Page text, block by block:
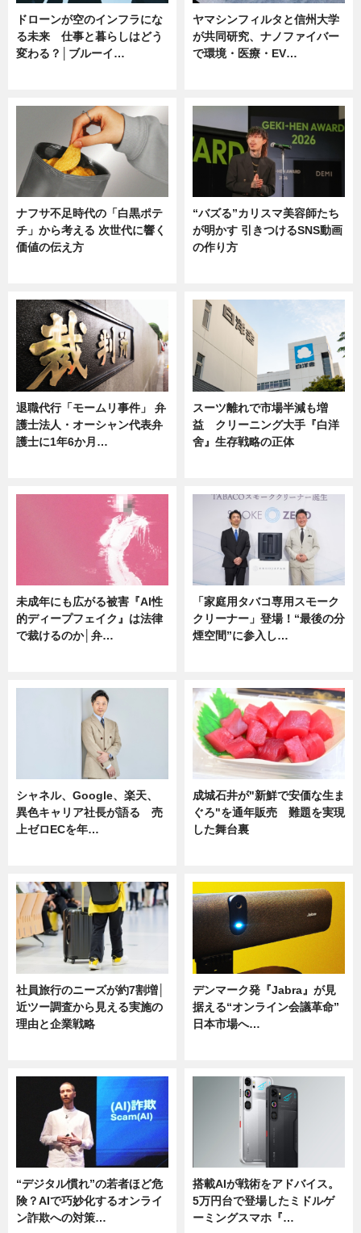
ドローンが空のインフラにな
る未来 仕事と暮らしはどう
変わる？│ブルーイ…
ヤマシンフィルタと信州大学
が共同研究、ナノファイバー
で環境・医療・EV…
ナフサ不足時代の「白黒ポテ
チ」から考える 次世代に響く
価値の伝え方
“バズる”カリスマ美容師たち
が明かす 引きつけるSNS動画
の作り方
退職代行「モームリ事件」 弁
護士法人・オーシャン代表弁
護士に1年6か月…
スーツ離れで市場半減も増
益 クリーニング大手『白洋
舍』生存戦略の正体
未成年にも広がる被害『AI性
的ディープフェイク』は法律
で裁けるのか│弁…
「家庭用タバコ専用スモーク
クリーナー」登場！“最後の分
煙空間”に参入し…
シャネル、Google、楽天、
異色キャリア社長が語る 売
上ゼロECを年…
成城石井が"新鮮で安価な生ま
ぐろ"を通年販売 難題を実現
した舞台裏
社員旅行のニーズが約7割増│
近ツー調査から見える実施の
理由と企業戦略
デンマーク発『Jabra』が見
据える“オンライン会議革命”
日本市場へ…
“デジタル慣れ”の若者ほど危
険？AIで巧妙化するオンライ
ン詐欺への対策…
搭載AIが戦術をアドバイス。
5万円台で登場したミドルゲ
ーミングスマホ『…